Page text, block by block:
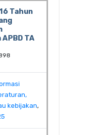
Tahun
TA
kebijakan,